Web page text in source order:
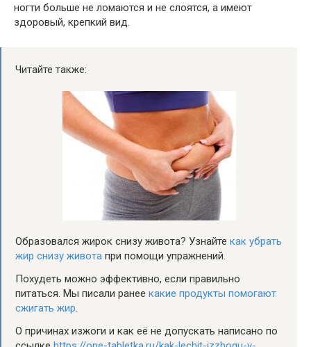
ногти больше не ломаются и не слоятся, а имеют
здоровый, крепкий вид.
Читайте также:
Образовался жирок снизу живота? Узнайте как убрать
жир снизу живота при помощи упражнений.
Похудеть можно эффективно, если правильно
питаться. Мы писали ранее какие продукты помогают
сжигать жир
О причинах изжоги и как её не допускать написано по